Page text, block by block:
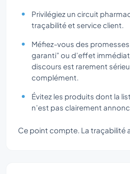
Privilégiez un circuit
traçabilité et service client.
Méfiez-vous des
garanti” ou d’effet
discours est rarement
complément.
Évitez les produits dont la
n’est pas clairement
Ce point compte. La traçabilité